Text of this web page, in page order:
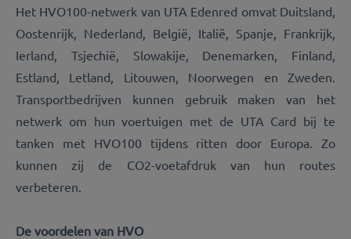
Het HVO100-netwerk van UTA Edenred omvat Duitsland,
Oostenrijk, Nederland, België, Italië, Spanje, Frankrijk,
Ierland, Tsjechië, Slowakije, Denemarken, Finland,
Estland, Letland, Litouwen, Noorwegen en Zweden.
Transportbedrijven kunnen gebruik maken van het
netwerk om hun voertuigen met de UTA Card bij te
tanken met HVO100 tijdens ritten door Europa. Zo
kunnen zij de CO2-voetafdruk van hun routes
verbeteren.
De voordelen van HVO